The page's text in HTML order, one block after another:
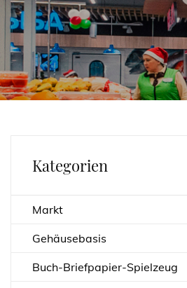
Kategorien
Markt
Gehäusebasis
Buch-Briefpapier-Spielzeug